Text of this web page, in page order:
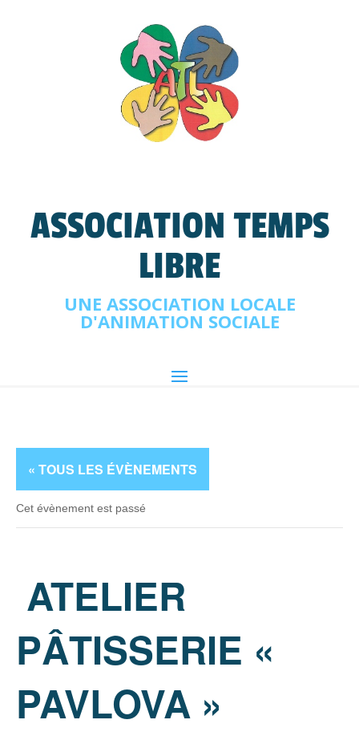
ASSOCIATION TEMPS
LIBRE
UNE ASSOCIATION LOCALE
D'ANIMATION SOCIALE
« TOUS LES ÉVÈNEMENTS
Cet évènement est passé
ATELIER
PÂTISSERIE «
PAVLOVA »